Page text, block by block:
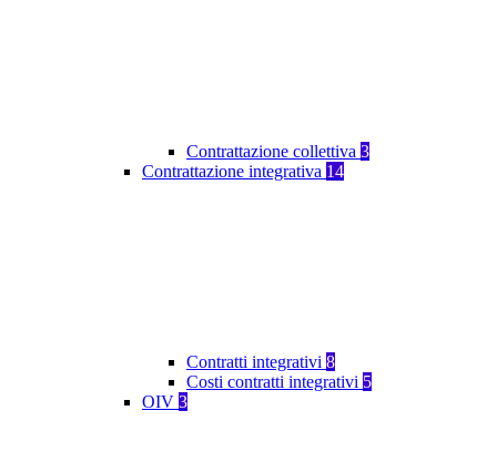
Contrattazione collettiva 3
Contrattazione integrativa 14
Contratti integrativi 8
Costi contratti integrativi 5
OIV 3